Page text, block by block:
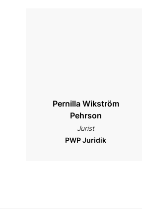
Pernilla Wikström
Pehrson
Jurist
PWP Juridik